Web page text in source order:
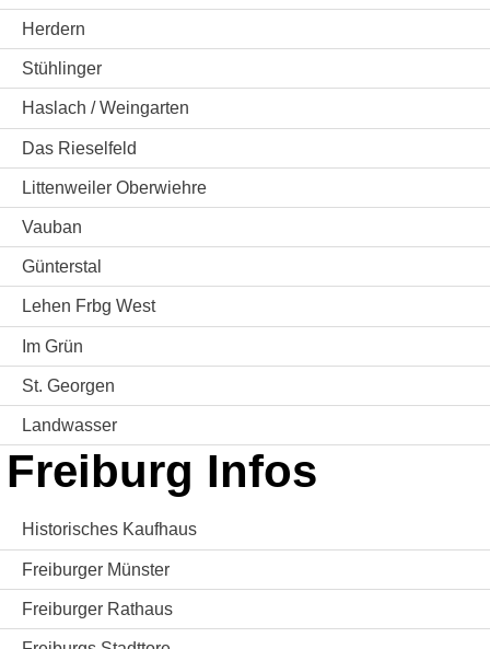
Herdern
Stühlinger
Haslach / Weingarten
Das Rieselfeld
Littenweiler Oberwiehre
Vauban
Günterstal
Lehen Frbg West
Im Grün
St. Georgen
Landwasser
Freiburg Infos
Historisches Kaufhaus
Freiburger Münster
Freiburger Rathaus